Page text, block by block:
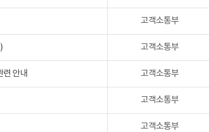
고객소통부
고객소통부
련 안내 고객소통부
고객소통부
고객소통부